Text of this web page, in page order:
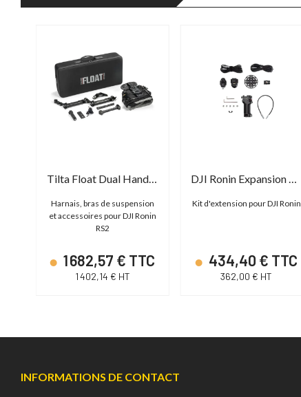
Tilta Float Dual Handle Support
Harnais, bras de suspension
et accessoires pour DJI Ronin
RS2
1 682,57 € TTC
1 402,14 € HT
DJI Ronin Expansion Base Kit
Kit d'extension pour DJI Ronin
434,40 € TTC
362,00 € HT
INFORMATIONS DE CONTACT